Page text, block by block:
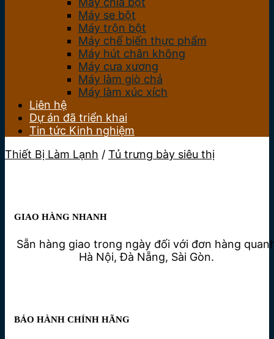
Máy se bột
Máy trộn bột
Máy chế biến thực phẩm
Máy hút chân không
Máy cưa xương
Máy làm giò chả
Máy làm xúc xích
Liên hệ
Dự án đã triển khai
Tin tức Kinh nghiệm
Thiết Bị Làm Lạnh / Tủ trưng bày siêu thị
GIAO HÀNG NHANH
Sẵn hàng giao trong ngày đối với đơn hàng
Hà Nội, Đà Nẵng, Sài Gòn.
BẢO HÀNH CHÍNH HÃNG